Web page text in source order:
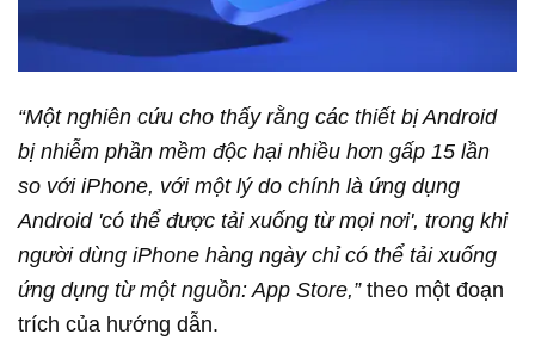
“Một nghiên cứu cho thấy rằng các thiết bị Android
bị nhiễm phần mềm độc hại nhiều hơn gấp 15 lần
so với iPhone, với một lý do chính là ứng dụng
Android 'có thể được tải xuống từ mọi nơi', trong khi
người dùng iPhone hàng ngày chỉ có thể tải xuống
ứng dụng từ một nguồn: App Store,”theo một đoạn
trích của hướng dẫn.